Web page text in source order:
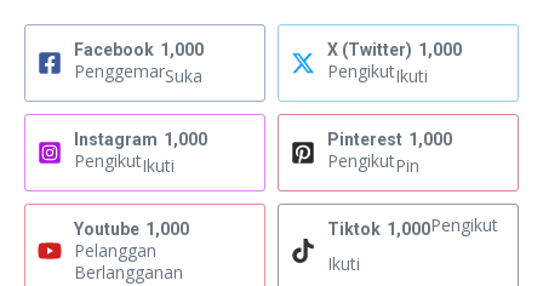
Facebook 1,000
PenggemarSuka
X (Twitter) 1,000
PengikutIkuti
Instagram 1,000
PengikutIkuti
Pinterest 1,000
PengikutPin
Youtube 1,000
Pelanggan
Berlangganan
Tiktok 1,000Pengikut
Ikuti